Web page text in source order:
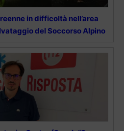
in difficoltà nell’area
del Soccorso Alpino